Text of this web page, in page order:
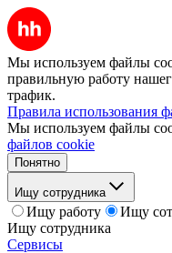
Мы используем файлы
правильную работу
трафик.
Правила использования
Мы используем файлы
файлов cookie
Понятно
Ищу сотрудника
Ищу работу
Ищу
Ищу сотрудника
Сервисы